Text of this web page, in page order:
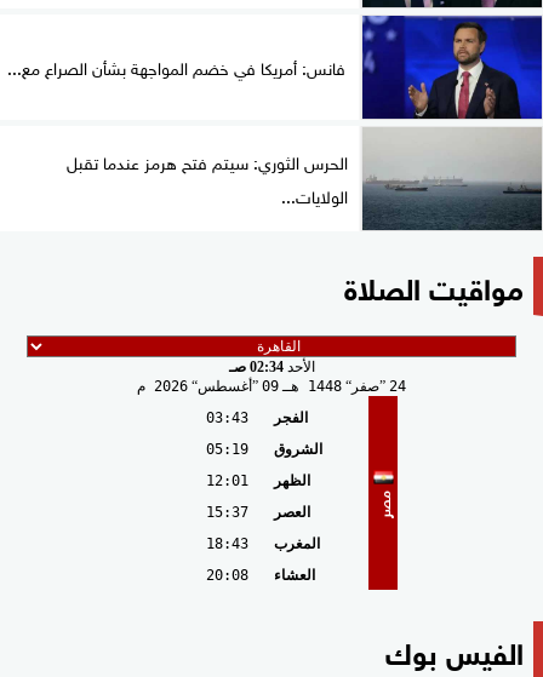
فانس: أمريكا في خضم المواجهة بشأن الصراع مع...
الحرس الثوري: سيتم فتح هرمز عندما تقبل
الولايات...
مواقيت الصلاة
الأحد02:34 صـ
24 صفر 1448 هـ 09 أغسطس 2026 م
مصر
الفجر
03:43
الشروق
05:19
الظهر
12:01
العصر
15:37
المغرب
18:43
العشاء
20:08
الفيس بوك